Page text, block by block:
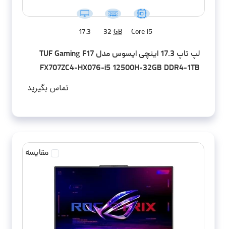
Core i5
32 GB
17.3
لپ تاپ 17.3 اینچی ایسوس مدل TUF Gaming F17
FX707ZC4-HX076-i5 12500H-32GB DDR4-1TB
تماس بگیرید
مقایسه